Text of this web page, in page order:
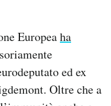
Europeaha
ed ex
Oltre che a